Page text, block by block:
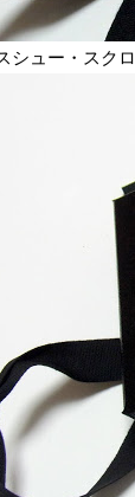
シュー・スク